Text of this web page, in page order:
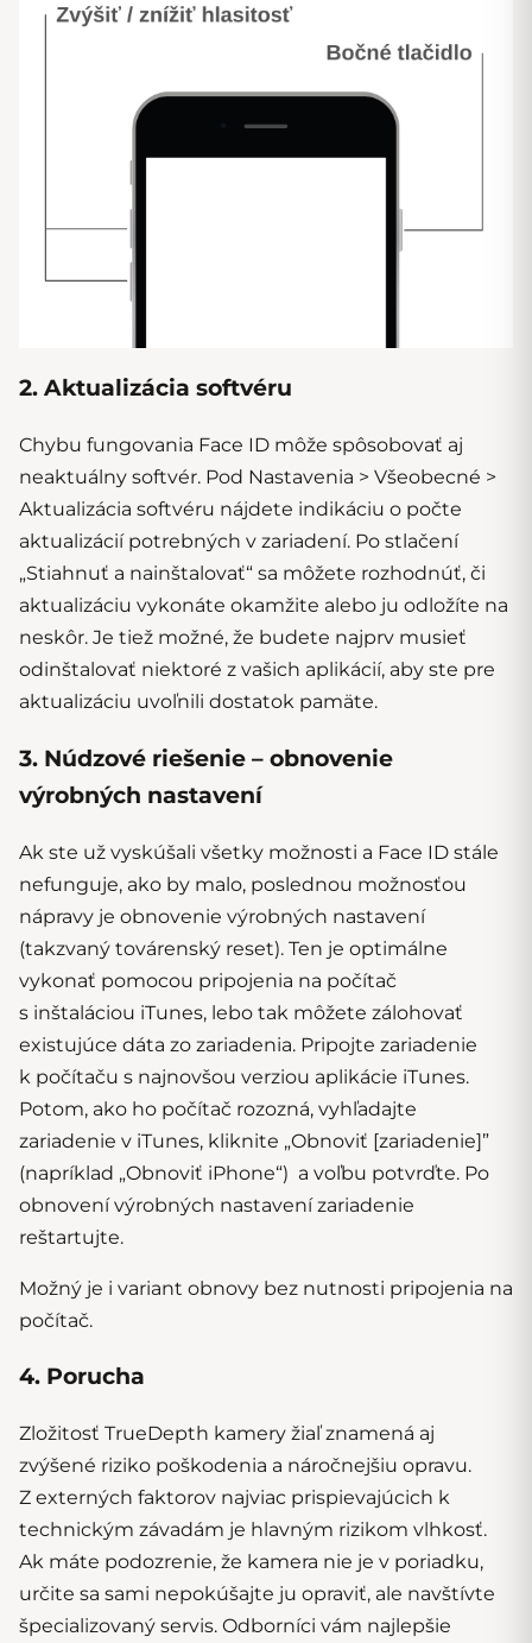
2. Aktualizácia softvéru
Chybu fungovania Face ID môže spôsobovať aj
neaktuálny softvér. Pod Nastavenia > Všeobecné >
Aktualizácia softvéru nájdete indikáciu o počte
aktualizácií potrebných v zariadení. Po stlačení
„Stiahnuť a nainštalovať“ sa môžete rozhodnúť, či
aktualizáciu vykonáte okamžite alebo ju odložíte na
neskôr. Je tiež možné, že budete najprv musieť
odinštalovať niektoré z vašich aplikácií, aby ste pre
aktualizáciu uvoľnili dostatok pamäte.
3. Núdzové riešenie – obnovenie
výrobných nastavení
Ak ste už vyskúšali všetky možnosti a Face ID stále
nefunguje, ako by malo, poslednou možnosťou
nápravy je obnovenie výrobných nastavení
(takzvaný továrenský reset). Ten je optimálne
vykonať pomocou pripojenia na počítač
s inštaláciou iTunes, lebo tak môžete zálohovať
existujúce dáta zo zariadenia. Pripojte zariadenie
k počítaču s najnovšou verziou aplikácie iTunes.
Potom, ako ho počítač rozozná, vyhľadajte
zariadenie v iTunes, kliknite „Obnoviť [zariadenie]”
(napríklad „Obnoviť iPhone“) a voľbu potvrďte. Po
obnovení výrobných nastavení zariadenie
reštartujte.
Možný je i variant obnovy bez nutnosti pripojenia na
počítač.
4. Porucha
Zložitosť TrueDepth kamery žiaľ znamená aj
zvýšené riziko poškodenia a náročnejšiu opravu.
Z externých faktorov najviac prispievajúcich k
technickým závadám je hlavným rizikom vlhkosť.
Ak máte podozrenie, že kamera nie je v poriadku,
určite sa sami nepokúšajte ju opraviť, ale navštívte
špecializovaný servis. Odborníci vám najlepšie